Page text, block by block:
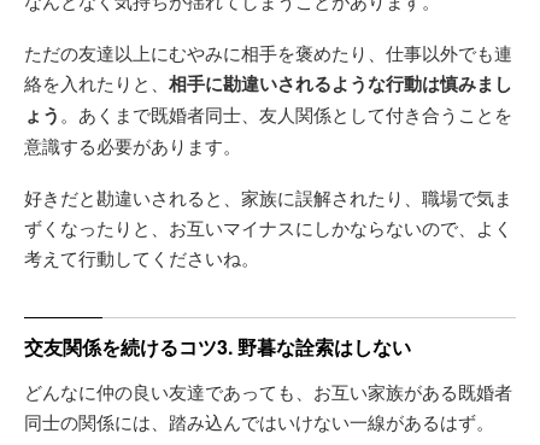
ただの友達以上にむやみに相手を褒めたり、仕事以外でも連
絡を入れたりと、 相手に勘違いされるような行動は慎みまし
ょう 。あくまで既婚者同士、友人関係として付き合うことを
意識する必要があります。
好きだと勘違いされると、家族に誤解されたり、職場で気ま
ずくなったりと、お互いマイナスにしかならないので、よく
考えて行動してくださいね。
交友関係を続けるコツ3. 野暮な詮索はしない
どんなに仲の良い友達であっても、お互い家族がある既婚者
同士の関係には、踏み込んではいけない一線があるはず。